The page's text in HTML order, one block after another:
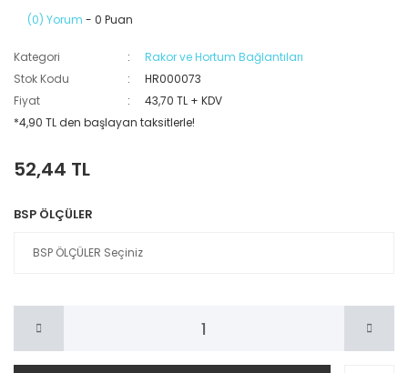
(0) Yorum - 0 Puan
Kategori
Rakor ve Hortum Bağlantıları
Stok Kodu
HR000073
Fiyat
43,70 TL + KDV
*4,90 TL den başlayan taksitlerle!
52,44 TL
BSP ÖLÇÜLER